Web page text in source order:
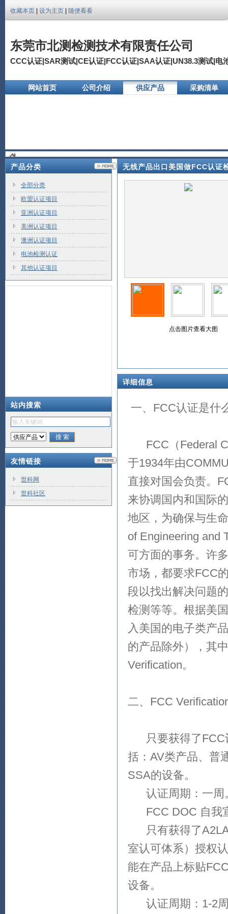
收藏本页 设为主页 随便看看
东莞市北测检测技术有限责任公司
CCC认证|SAR测试|CE认证|FCC认证|SAA认证|UN38.3测试|电
网站首页 公司介绍 供应产品
采购清单
产品分类
全部分类
欧盟认证项目
亚洲认证项目
美洲认证项目
澳洲认证项目
电池检测认证
其他认证项目
站内搜索
友情链接
世科网
世科社区
无线产品出口美国做FCC认证
点击图片查看大图
详细信息
一、FCC认证是什
FCC（Federal
于1934年由
直接对国会负责。
来协调国内和国际
地区，为确保与生
of Engineering and
可方面的事务。许
市场，都要求FCC
段以找出解决问题
检测等等。根据美
入美国的电子类产
的产品除外），其
Verification。
二、FCC
只要获得了FCC
括：AV类产品、普
SSA的设备。
认证周期：一周
FCC DOC 自我
只有获得了A2LA
室认可体系）授权
能在产品上标贴
设备。
认证周期：1-2